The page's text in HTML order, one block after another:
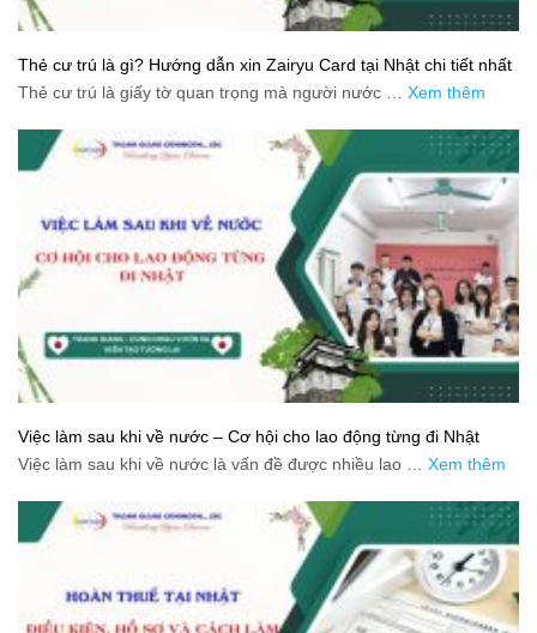
Thẻ cư trú là gì? Hướng dẫn xin Zairyu Card tại Nhật chi tiết nhất
Thẻ cư trú là giấy tờ quan trọng mà người nước … Xem thêm
Việc làm sau khi về nước – Cơ hội cho lao động từng đi Nhật
Việc làm sau khi về nước là vấn đề được nhiều lao … Xem thêm